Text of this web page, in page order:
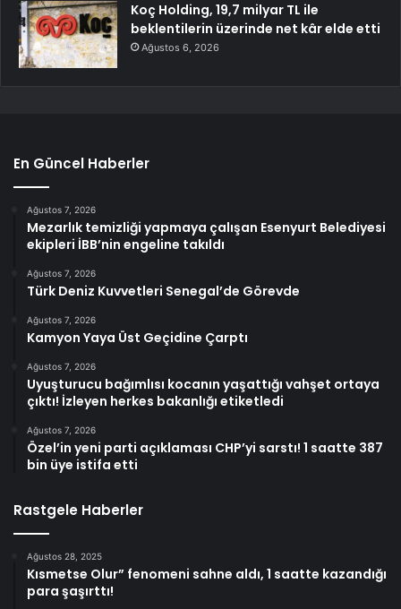
Koç Holding, 19,7 milyar TL ile
beklentilerin üzerinde net kâr elde etti
Ağustos 6, 2026
En Güncel Haberler
Ağustos 7, 2026
Mezarlık temizliği yapmaya çalışan Esenyurt Belediyesi
ekipleri İBB’nin engeline takıldı
Ağustos 7, 2026
Türk Deniz Kuvvetleri Senegal’de Görevde
Ağustos 7, 2026
Kamyon Yaya Üst Geçidine Çarptı
Ağustos 7, 2026
Uyuşturucu bağımlısı kocanın yaşattığı vahşet ortaya
çıktı! İzleyen herkes bakanlığı etiketledi
Ağustos 7, 2026
Özel’in yeni parti açıklaması CHP’yi sarstı! 1 saatte 387
bin üye istifa etti
Rastgele Haberler
Ağustos 28, 2025
Kısmetse Olur” fenomeni sahne aldı, 1 saatte kazandığı
para şaşırttı!